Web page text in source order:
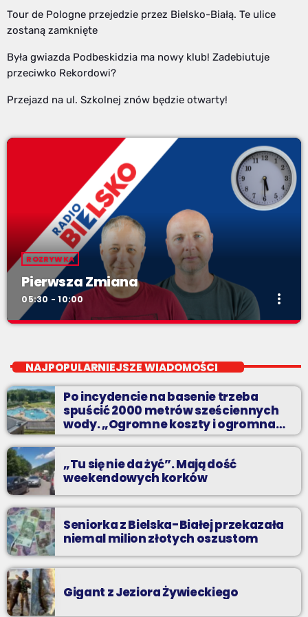
Tour de Pologne przejedzie przez Bielsko-Białą. Te ulice
zostaną zamknięte
Była gwiazda Podbeskidzia ma nowy klub! Zadebiutuje
przeciwko Rekordowi?
Przejazd na ul. Szkolnej znów będzie otwarty!
ROZRYWKA
Pierwsza Zmiana
05:30 - 10:00 more_vert
Codziennie od poniedziałku do piątku od 5:30 do 10.
NAJPOPULARNIEJSZE WIADOMOŚCI
Po incydencie na basenie trzeba
spuścić 2000 metrów sześciennych
wody. „Ogromne koszty i ogromna
praca”
„Tu się nie da żyć”. Mają dość
weekendowych korków
Seniorka z Bielska-Białej przekazała
niemal milion złotych oszustom
Gigant z Jeziora Żywieckiego